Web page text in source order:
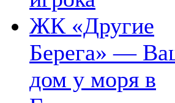
ЖК «Другие
Берега» —
дом у моря в